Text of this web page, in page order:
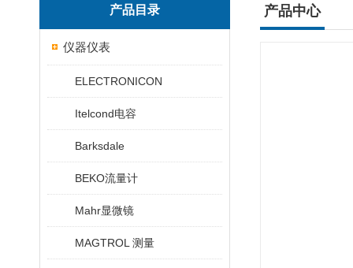
产品目录
仪器仪表
ELECTRONICON
Itelcond电容
Barksdale
BEKO流量计
Mahr显微镜
MAGTROL 测量
产品中心